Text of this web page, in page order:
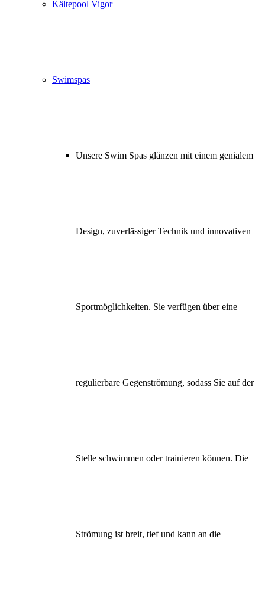
Kältepool Vigor
Swimspas
Unsere Swim Spas glänzen mit einem genialem
Design, zuverlässiger Technik und innovativen
Sportmöglichkeiten. Sie verfügen über eine
regulierbare Gegenströmung, sodass Sie auf der
Stelle schwimmen oder trainieren können. Die
Strömung ist breit, tief und kann an die